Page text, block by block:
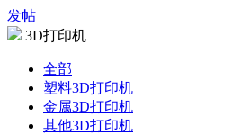
发帖
3D打印机
全部
塑料3D打印机
金属3D打印机
其他3D打印机